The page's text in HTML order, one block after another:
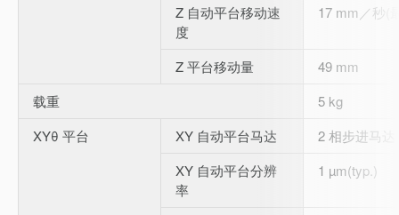
Z 自动平台移动速
度
17 mm／秒(
Z 平台移动量
49 mm
载重
5 kg
XYθ 平台
XY 自动平台马达
2 相步进马达
XY 自动平台分辨
率
1 µm(typ.)